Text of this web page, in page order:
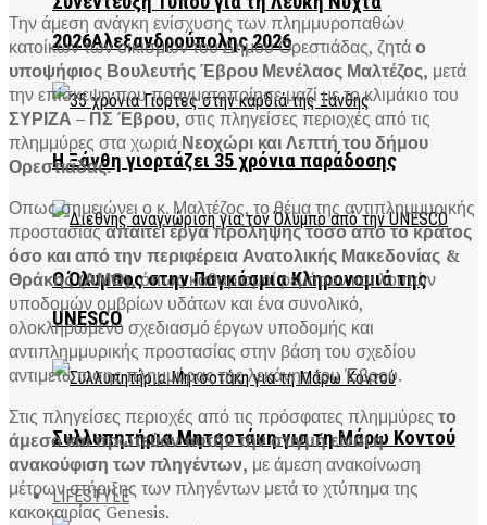
2026Αλεξανδρούπολης 2026
Η Ξάνθη γιορτάζει 35 χρόνια παράδοσης
Ο Όλυμπος στην Παγκόσμια Κληρονομιά της
UNESCO
Συλλυπητήρια Μητσοτάκη για τη Μάρω Κοντού
LIFESTYLE
Την άμεση ανάγκη ενίσχυσης των πλημμυροπαθών
κατοίκων των οικισμών του Δήμου Ορεστιάδας, ζητάο
υποψήφιος Βουλευτής Έβρου Μενέλαος Μαλτέζος, μετά
την επίσκεψη που πραγματοποίησε μαζί με το κλιμάκιο του
ΣΥΡΙΖΑ – ΠΣ Έβρου, στις πληγείσες περιοχές από τις
πλημμύρες στα χωριά Νεοχώρι και Λεπτή του δήμου
Ορεστιάδας.
Οπως σημειώνει ο κ. Μαλτέζος, το θέμα της αντιπλημμυρικής
προστασίαςαπαιτεί έργα πρόληψης τόσο από το κράτος
όσο και από την περιφέρεια Ανατολικής Μακεδονίας &
Θράκης (ΑΜΘ),όπως καθαρισμοί ρεμάτων και λοιπών
υποδομών ομβρίων υδάτων και ένα συνολικό,
ολοκληρωμένο σχεδιασμό έργων υποδομής και
αντιπλημμυρικής προστασίας στην βάση του σχεδίου
αντιμετώπισης πλημμύρας της λεκάνης του Έβρου.
Στις πληγείσες περιοχές από τις πρόσφατες πλημμύρες το
άμεσο και πρωτεύον αυτήν την στιγμή είναι η
ανακούφιση των πληγέντων, με άμεση ανακοίνωση
μέτρων στήριξης των πληγέντων μετά το χτύπημα της
κακοκαιρίας Genesis.